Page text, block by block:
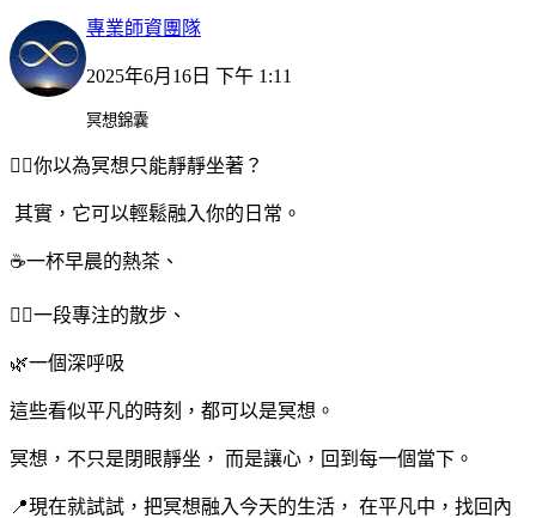
專業師資團隊
2025年6月16日 下午 1:11
冥想錦囊
🧘‍♀️你以為冥想只能靜靜坐著？
其實，它可以輕鬆融入你的日常。
☕一杯早晨的熱茶、
🚶‍♀️一段專注的散步、
🌿一個深呼吸
這些看似平凡的時刻，都可以是冥想。
冥想，不只是閉眼靜坐， 而是讓心，回到每一個當下。
📍現在就試試，把冥想融入今天的生活， 在平凡中，找回內